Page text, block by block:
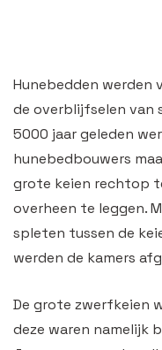
Hunebedden werden
de overblijfselen van
5000 jaar geleden
hunebedbouwers
grote keien rechtop
overheen te leggen.
spleten tussen de
werden de kamers
De grote zwerfkeien
deze waren namelijk